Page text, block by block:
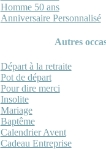
Homme 50 ans
Anniversaire Personnalisé
Autres
Départ à la retraite
Pot de départ
Pour dire merci
Insolite
Mariage
Baptême
Calendrier Avent
Cadeau Entreprise